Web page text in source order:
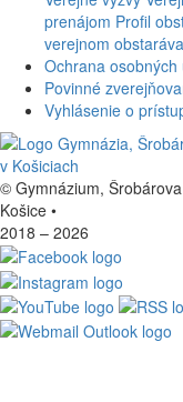
prenájom Profil
verejnom
Ochrana osobných
Povinné
Vyhlásenie o
© Gymnázium,
Košice •
2018 – 2026